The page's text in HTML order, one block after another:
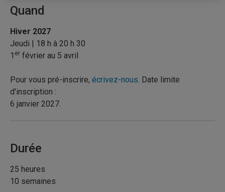
Quand
Hiver 2027
Jeudi | 18 h à 20 h 30
1 er février au 5 avril
Pour vous pré-inscrire, écrivez-nous. Date limite
d'inscription :
6 janvier 2027.
Durée
25 heures
10 semaines